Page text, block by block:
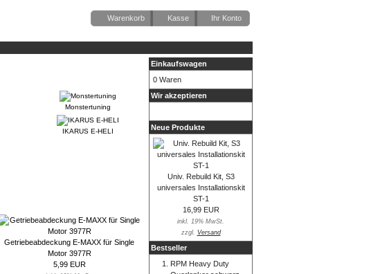
Warenkorb Kasse Ihr Konto
Monstertuning
IKARUS E-HELI
Getriebeabdeckung E-MAXX für Single
Motor 3977R
5,99 EUR
Einkaufswagen
0 Waren
Wir akzeptieren
Neue Produkte
Univ. Rebuild Kit, S3
universales Installationskit
ST-1
16,99 EUR
inkl. 19% MwSt.
zzgl. Versand
Bestseller
RPM Heavy Duty